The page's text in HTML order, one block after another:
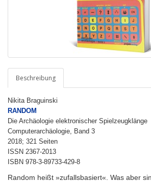
Beschreibung
Nikita Braguinski
RANDOM
Die Archäologie elektronischer Spielzeugklänge
Computerarchäologie, Band 3
2018; 321 Seiten
ISSN 2367-2013
ISBN 978-3-89733-429-8
Random heißt »zufallsbasiert«. Was aber